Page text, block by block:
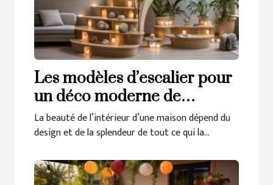
Les modèles d’escalier pour
un déco moderne de
l’intérieur
La beauté de l’intérieur d’une maison dépend du
design et de la splendeur de tout ce qui la...